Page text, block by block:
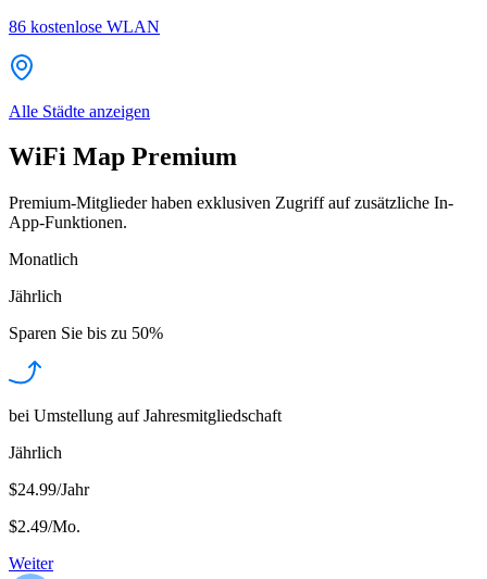
86 kostenlose WLAN
Alle Städte anzeigen
WiFi Map Premium
Premium-Mitglieder haben exklusiven Zugriff auf zusätzliche In-
App-Funktionen.
Monatlich
Jährlich
Sparen Sie bis zu 50%
bei Umstellung auf Jahresmitgliedschaft
Jährlich
$24.99/Jahr
$2.49/Mo.
Weiter